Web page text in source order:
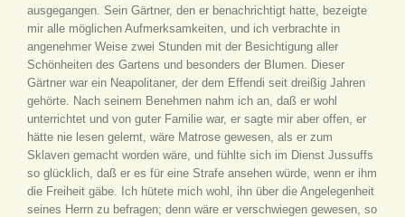
ausgegangen. Sein Gärtner, den er benachrichtigt hatte, bezeigte
mir alle möglichen Aufmerksamkeiten, und ich verbrachte in
angenehmer Weise zwei Stunden mit der Besichtigung aller
Schönheiten des Gartens und besonders der Blumen. Dieser
Gärtner war ein Neapolitaner, der dem Effendi seit dreißig Jahren
gehörte. Nach seinem Benehmen nahm ich an, daß er wohl
unterrichtet und von guter Familie war, er sagte mir aber offen, er
hätte nie lesen gelernt, wäre Matrose gewesen, als er zum
Sklaven gemacht worden wäre, und fühlte sich im Dienst Jussuffs
so glücklich, daß er es für eine Strafe ansehen würde, wenn er ihm
die Freiheit gäbe. Ich hütete mich wohl, ihn über die Angelegenheit
seines Herrn zu befragen; denn wäre er verschwiegen gewesen, so